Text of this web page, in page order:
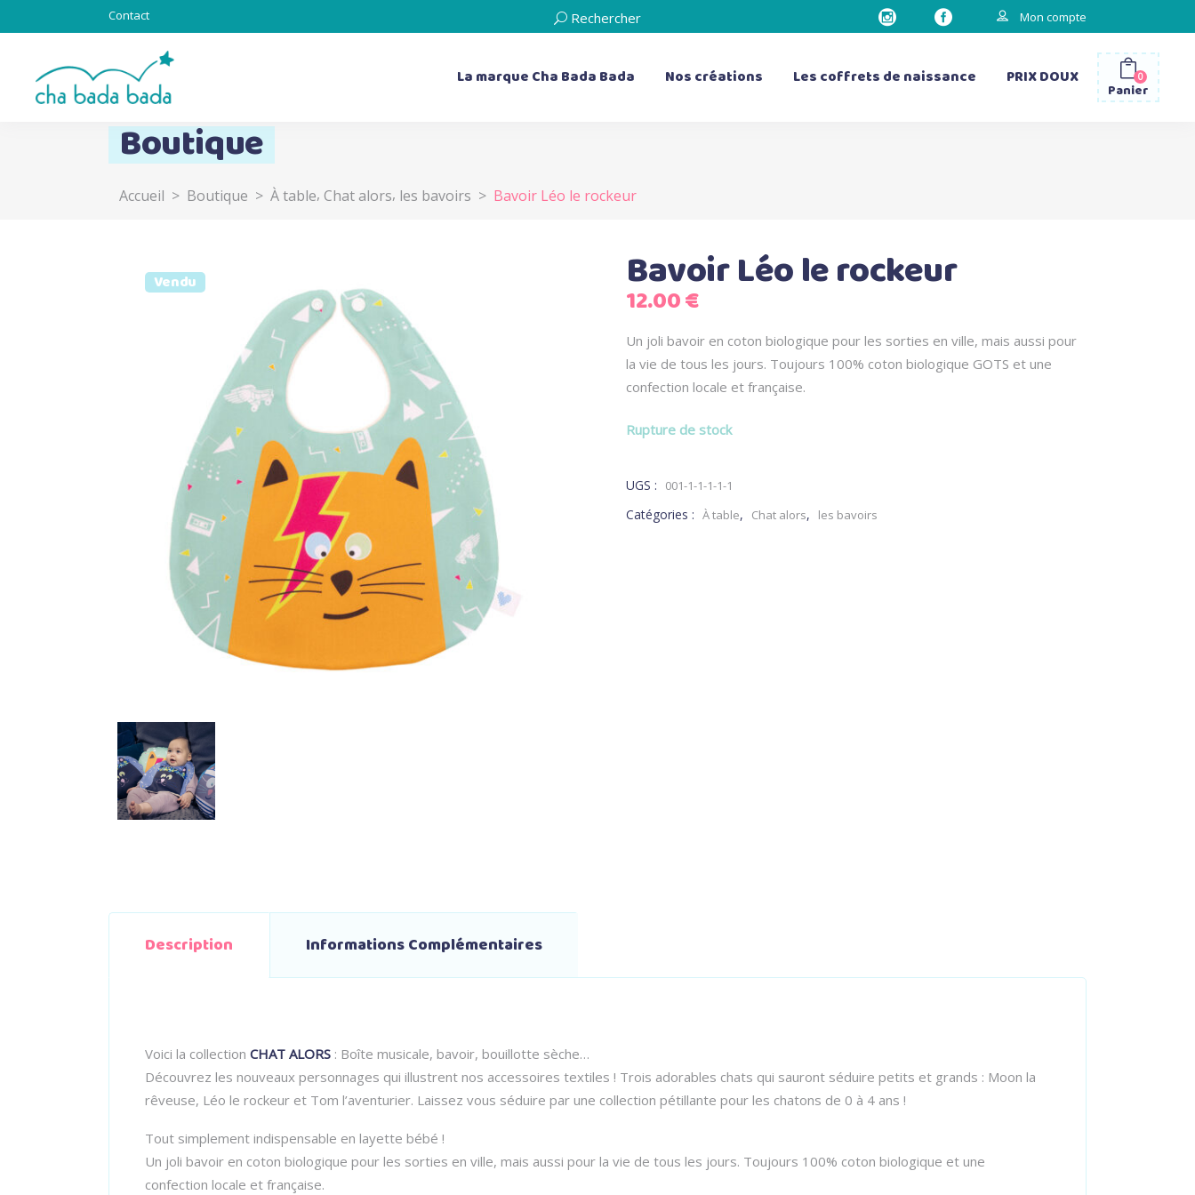
Contact Rechercher Mon compte
La marque Cha Bada Bada Nos créations
Totebag & Goodies
Totem
les bavoirs
les doudous plats
les boîtes à musique
les bouillottes sèches
les coussins
les bavettes d’épaule
les matelas à langer
Les coffrets de naissance PRIX DOUX
Panier
0
Boutique
Accueil > Boutique > À table, Chat alors, les bavoirs > Bavoir Léo le rockeur
Vendu Bavoir Léo le rockeur
12.00€
Un joli bavoir en coton biologique pour les sorties en ville, mais aussi pour
la vie de tous les jours. Toujours 100% coton biologique GOTS et une
confection locale et française.
Rupture de stock
UGS : 001-1-1-1-1-1
Catégories : À table, Chat alors, les bavoirs
Description Informations Complémentaires
Voici la collection CHAT ALORS : Boîte musicale, bavoir, bouillotte sèche…
Découvrez les nouveaux personnages qui illustrent nos accessoires textiles ! Trois adorables chats qui sauront séduire petits et grands : Moon la
rêveuse, Léo le rockeur et Tom l’aventurier. Laissez vous séduire par une collection pétillante pour les chatons de 0 à 4 ans !
Tout simplement indispensable en layette bébé !
Un joli bavoir en coton biologique pour les sorties en ville, mais aussi pour la vie de tous les jours. Toujours 100% coton biologique et une
confection locale et française.